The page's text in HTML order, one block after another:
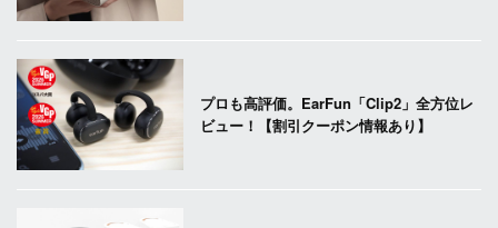
プロも高評価。EarFun「Clip2」全方位レ
ビュー！【割引クーポン情報あり】